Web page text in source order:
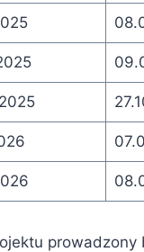
prowadzony